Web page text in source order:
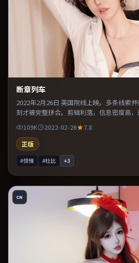
断章列车
2022年2月26日 英国院线上映。多条线索
刻才被完整拼合。剪辑利落，信息密度高
观众。推荐给偏爱群像戏与命运母题的影迷。
109K 2022-02-26
7.8
正版
#惊悚 #杜比 +3
CN